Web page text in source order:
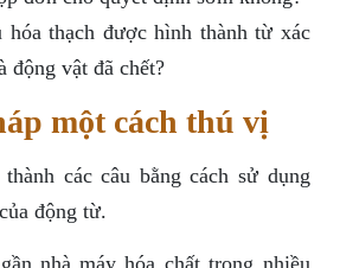
hóa thạch được hình thành từ xác
động vật đã chết?
một cách thú vị
các câu bằng cách sử dụng
động từ.